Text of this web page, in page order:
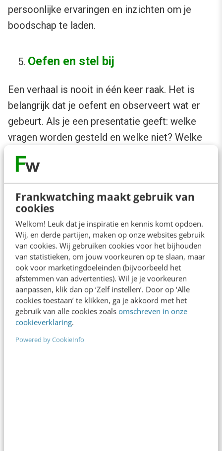
Frankwatching maakt gebruik van
cookies
Welkom! Leuk dat je inspiratie en kennis komt opdoen.
Wij, en derde partijen, maken op onze websites gebruik
van cookies. Wij gebruiken cookies voor het bijhouden
van statistieken, om jouw voorkeuren op te slaan, maar
ook voor marketingdoeleinden (bijvoorbeeld het
afstemmen van advertenties). Wil je je voorkeuren
aanpassen, klik dan op ‘Zelf instellen’. Door op ‘Alle
cookies toestaan’ te klikken, ga je akkoord met het
gebruik van alle cookies zoals omschreven in onze
cookieverklaring.
Powered by CookieInfo
persoonlijke ervaringen en inzichten om je
boodschap te laden.
Oefen en stel bij
Een verhaal is nooit in één keer raak. Het is
belangrijk dat je oefent en observeert wat er
gebeurt. Als je een presentatie geeft: welke
vragen worden gesteld en welke niet? Welke
energie ontstaat er in de zaal? Vraag om
feedback en stel bij.
Vuurtje
Als je wilt groeien in zichtbaarheid is er
eigenlijk maar één weg: stap uit het format.
Stop met doen wat iedereen doet al is dat
hartstikke spannend. Het goede nieuws is dat
alles al aanwezig is om ermee aan de slag te
gaan. Om jouw unieke kijk op de wereld door te
laten klinken in je eigen stemgeluid en daarmee
mensen te inspireren of aan te zetten tot actie.